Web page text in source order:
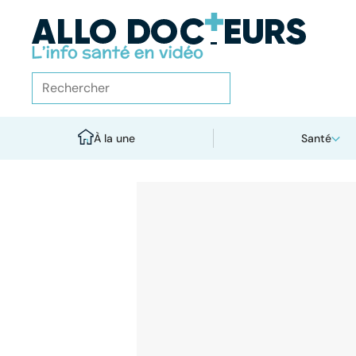
À la une Santé